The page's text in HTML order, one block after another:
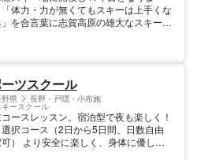
体力・力が無くてもスキーは上手くな
を合言葉に志賀高原の雄大なスキー場
円 プライベート 1日 22,000円/半
円 その他: 24400円 ★シニアコー
2日 24,400円～ 3泊3日 36,600円
ツスクール
県 長野・戸隠・小布施
キースクール
ースレッスン。宿泊型で夜も楽しく！
択コース（2日から5日間、日数自由
く、身体に優しい